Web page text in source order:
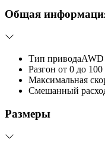
Общая
Тип приводаAWD
Разгон от 0 до
Максимальная
Смешанный
Размеры